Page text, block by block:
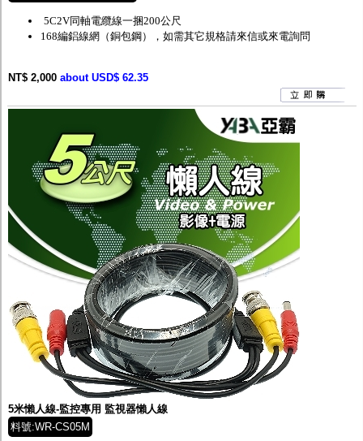
5C2V同軸電纜線一捆200公尺
168編鋁線網（銅包鋼），如需其它規格請來信或來電詢問
NT$ 2,000 about USD$ 62.35
5米懶人線-監控專用 監視器懶人線
料號:WR-CS05M